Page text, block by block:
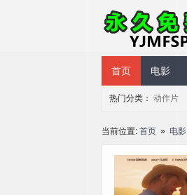
永久免费视频
首页 电影
热门分类： 动作片
当前位置: 首页 » 电影